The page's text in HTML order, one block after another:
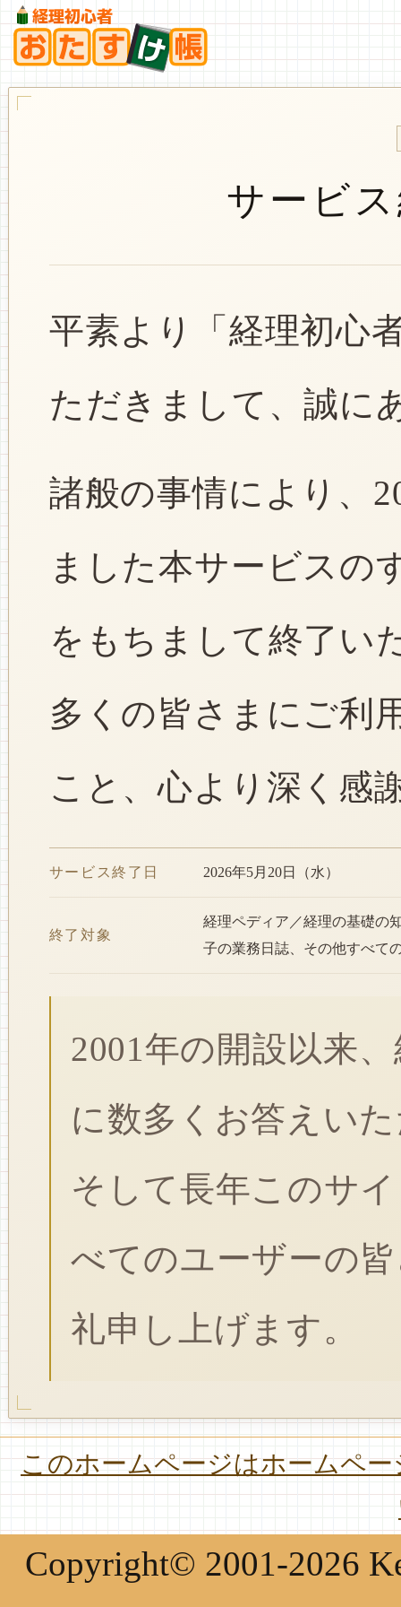
サービ
平素より「経理初心
ただきまして、誠に
諸般の事情により、
ました本サービスの
をもちまして終了い
多くの皆さまにご利
こと、心より深く感
サービス終了日 2026年5月20日（水）
終了対象
経理ペディア／経理の基礎の
子の業務日誌、その他すべて
2001年の開設以来
に数多くお答えい
そして長年このサ
べてのユーザーの
礼申し上げます。
このホームページはホームペ
Copyright© 2001-2026